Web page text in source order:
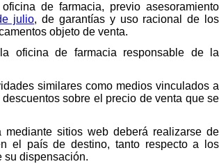
de farmacia, previo asesoramiento
julio, de garantías y uso racional de los
objeto de venta.
oficina de farmacia responsable de la
similares como medios vinculados a
sobre el precio de venta que se
sitios web deberá realizarse de
el país de destino, tanto respecto a los
su dispensación.